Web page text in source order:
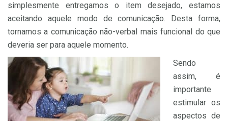
simplesmente entregamos o item desejado, estamos
aceitando aquele modo de comunicação. Desta forma,
tornamos a comunicação não-verbal mais funcional do que
deveria ser para aquele momento.
Sendo
assim, é
importante
estimular os
aspectos de